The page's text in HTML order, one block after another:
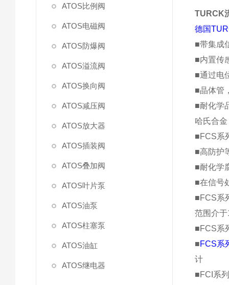
ATOS比例阀
ATOS电磁阀
ATOS防爆阀
ATOS溢流阀
ATOS换向阀
ATOS减压阀
ATOS放大器
ATOS插装阀
ATOS叠加阀
ATOS叶片泵
ATOS油泵
ATOS柱塞泵
ATOS油缸
ATOS继电器
TURCK
德国
■带集成
■内置传
■通过电
■晶体管
■耐化学
哈氏合
■FCS系
■高防护
■耐化学
■在信号
■FCS系
范围介
■FCS系
■FCS系
计
■FCI系